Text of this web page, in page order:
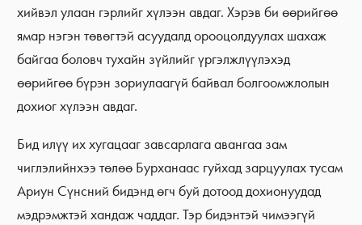
хийвэл улаан гэрлийг хүлээн авдаг. Хэрэв би өөрийгөө
ямар нэгэн төвөгтэй асуудалд орооцолдуулах шахаж
байгаа боловч тухайн зүйлийг үргэлжлүүлэхэд
өөрийгөө бүрэн зориулаагүй байвал болгоомжлолын
дохиог хүлээн авдаг.
Бид илүү их хугацааг завсарлага авангаа зам
чиглэлийнхээ төлөө Бурханаас гуйхад зарцуулах тусам
Ариун Сүнсний бидэнд өгч буй дотоод дохионуудад
мэдрэмжтэй хандаж чаддаг. Тэр бидэнтэй чимээгүй